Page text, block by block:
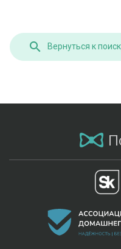
Вернуться к